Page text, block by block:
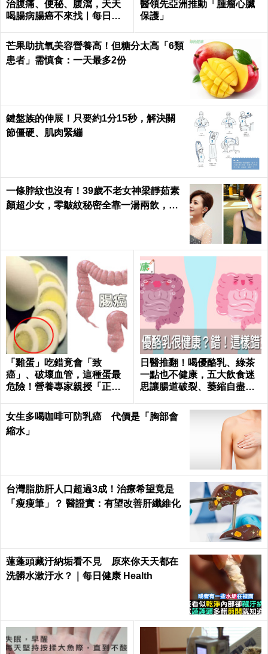
治腹痛、便秘、腹瀉，天天
喝腸病腸癌不來找｜每日健
醫領先亞洲推動「腫瘤心臟
保護」
芒果助抗氧美容營養高！但糖分太高「6類
患者」需慎食：一天最多2份
鍵盤族的伸展！只要約1分15秒，解決關
節僵硬、肌肉緊繃
一條脖紋也沒有！39歲不老女神梁靜茹素
顏超少女，零皺紋秘密全靠一湯兩飲，熬
「雞蛋」吃錯竟會「致
癌」、破壞血管，這種蛋最
危險！營養專家親授「正確
alth
日醫推翻！喝優酪乳、綠茶
一點也不健康，五大飲食迷
思讓腸道破裂、萎縮自盡｜
女生多喝咖啡可防乳癌 代價是「胸部會
縮水」
台灣脂肪肝人口超過3成！治療希望竟是
「瘦瘦筆」？ 醫證實：有望改善肝纖維化
蓮蓬頭藏汙納垢看不見 原來你天天都在
洗髒水漱汙水？｜每日健康 Health